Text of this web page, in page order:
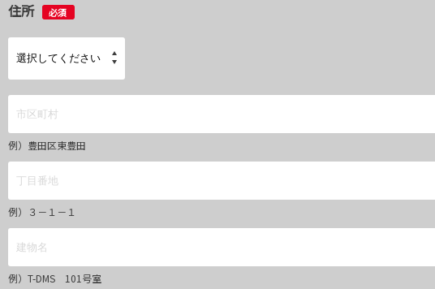
住所 必須
例）豊田区東豊田
例）３－１－１
例）T-DMS 101号室